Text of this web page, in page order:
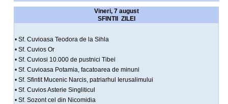
Vineri, 7 august
SFINTII ZILEI
• Sf. Cuvioasa Teodora de la Sihla
• Sf. Cuvios Or
• Sf. Cuviosi 10.000 de pustnici Tibei
• Sf. Cuvioasa Potamia, facatoarea de minuni
• Sf. Sfintit Mucenic Narcis, patriarhul Ierusalimului
• Sf. Cuvios Asterie Singliticul
• Sf. Sozont cel din Nicomidia